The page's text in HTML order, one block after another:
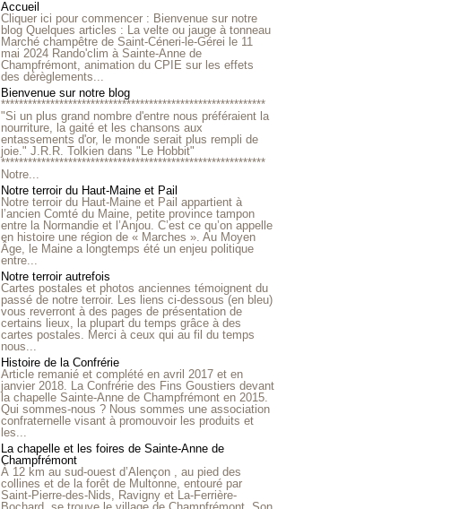
Accueil
Cliquer ici pour commencer : Bienvenue sur notre
blog Quelques articles : La velte ou jauge à tonneau
Marché champêtre de Saint-Céneri-le-Gérei le 11
mai 2024 Rando'clim à Sainte-Anne de
Champfrémont, animation du CPIE sur les effets
des dérèglements...
Bienvenue sur notre blog
***********************************************************
"Si un plus grand nombre d'entre nous préféraient la
nourriture, la gaité et les chansons aux
entassements d'or, le monde serait plus rempli de
joie." J.R.R. Tolkien dans "Le Hobbit"
***********************************************************
Notre...
Notre terroir du Haut-Maine et Pail
Notre terroir du Haut-Maine et Pail appartient à
l’ancien Comté du Maine, petite province tampon
entre la Normandie et l’Anjou. C’est ce qu’on appelle
en histoire une région de « Marches ». Au Moyen
Âge, le Maine a longtemps été un enjeu politique
entre...
Notre terroir autrefois
Cartes postales et photos anciennes témoignent du
passé de notre terroir. Les liens ci-dessous (en bleu)
vous reverront à des pages de présentation de
certains lieux, la plupart du temps grâce à des
cartes postales. Merci à ceux qui au fil du temps
nous...
Histoire de la Confrérie
Article remanié et complété en avril 2017 et en
janvier 2018. La Confrérie des Fins Goustiers devant
la chapelle Sainte-Anne de Champfrémont en 2015.
Qui sommes-nous ? Nous sommes une association
confraternelle visant à promouvoir les produits et
les...
La chapelle et les foires de Sainte-Anne de
Champfrémont
À 12 km au sud-ouest d’Alençon , au pied des
collines et de la forêt de Multonne, entouré par
Saint-Pierre-des-Nids, Ravigny et La-Ferrière-